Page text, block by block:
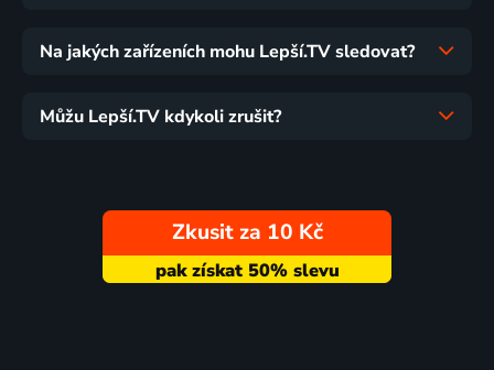
Na jakých zařízeních mohu Lepší.TV sledovat?
Můžu Lepší.TV kdykoli zrušit?
Zkusit za 10 Kč